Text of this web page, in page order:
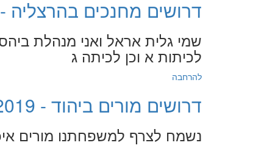
דרושים מחנכים בהרצליה - 9.7.2019
שמי גלית אראל ואני מנהלת
לכיתות א וכן לכיתה ג
להרחבה
דרושים מורים ביהוד - 9.7.2019
נשמח לצרף למשפחתנו מורים